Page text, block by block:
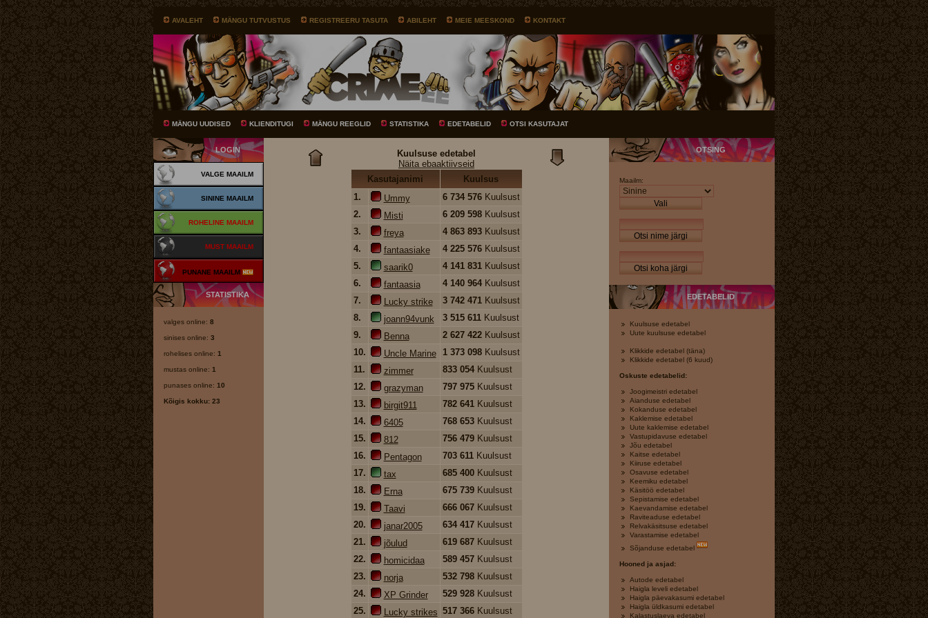
AVALEHT MÄNGU TUTVUSTUS REGISTREERU TASUTA ABILEHT MEIE MEESKOND KONTAKT
MÄNGU UUDISED KLIENDITUGI MÄNGU REEGLID STATISTIKA EDETABELID OTSI KASUTAJAT
LOGIN
VALGE MAAILM
SININE MAAILM
ROHELINE MAAILM
MUST MAAILM
PUNANE MAAILM
STATISTIKA
valges online: 8
sinises online: 3
rohelises online: 1
mustas online: 1
punases online: 10
Kõigis kokku: 23
Kuulsuse edetabel
Näita ebaaktiivseid
Kasutajanimi
Kuulsus
1.
Ummy 6 734 576 Kuulsust
2.
Misti 6 209 598 Kuulsust
3.
freya 4 863 893 Kuulsust
4.
fantaasiake 4 225 576 Kuulsust
5.
saarik0 4 141 831 Kuulsust
6.
fantaasia 4 140 964 Kuulsust
7.
Lucky strike 3 742 471 Kuulsust
8.
joann94vunk 3 515 611 Kuulsust
9.
Benna 2 627 422 Kuulsust
10.
Uncle Marine 1 373 098 Kuulsust
11.
zimmer 833 054 Kuulsust
12.
grazyman 797 975 Kuulsust
13.
birgit911 782 641 Kuulsust
14.
6405 768 653 Kuulsust
15.
812 756 479 Kuulsust
16.
Pentagon 703 611 Kuulsust
17.
tax 685 400 Kuulsust
18.
Erna 675 739 Kuulsust
19.
Taavi 666 067 Kuulsust
20.
janar2005 634 417 Kuulsust
21.
jõulud 619 687 Kuulsust
22.
homicidaa 589 457 Kuulsust
23.
norja 532 798 Kuulsust
24.
XP Grinder 529 928 Kuulsust
25.
Lucky strikes 517 366 Kuulsust
OTSING
Maailm:
Vali
Otsi nime järgi
Otsi koha järgi
EDETABELID
Kuulsuse edetabel
Uute kuulsuse edetabel
Klikkide edetabel (täna)
Klikkide edetabel (6 kuud)
Oskuste edetabelid:
Joogimeistri edetabel
Aianduse edetabel
Kokanduse edetabel
Kaklemise edetabel
Uute kaklemise edetabel
Vastupidavuse edetabel
Jõu edetabel
Kaitse edetabel
Kiiruse edetabel
Osavuse edetabel
Keemiku edetabel
Käsitöö edetabel
Sepistamise edetabel
Kaevandamise edetabel
Raviteaduse edetabel
Relvakäsitsuse edetabel
Varastamise edetabel
Sõjanduse edetabel
Hooned ja asjad:
Autode edetabel
Haigla leveli edetabel
Haigla päevakasumi edetabel
Haigla üldkasumi edetabel
Kalastuslaeva edetabel